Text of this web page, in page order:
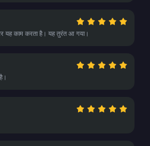
यह काम करता है। यह तुरंत आ गया।